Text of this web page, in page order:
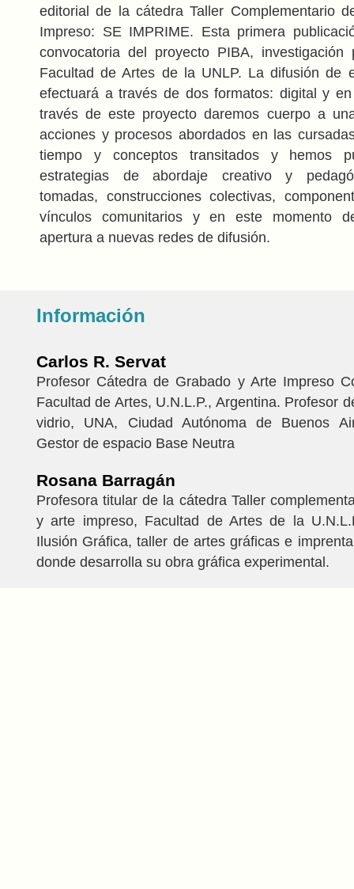
editorial de la cátedra Taller Complementario
Impreso: SE IMPRIME. Esta primera
convocatoria del proyecto PIBA, investigación
Facultad de Artes de la UNLP. La difusión de
efectuará a través de dos formatos: digital y
través de este proyecto daremos cuerpo a
acciones y procesos abordados en las
tiempo y conceptos transitados y hemos
estrategias de abordaje creativo y
tomadas, construcciones colectivas,
vínculos comunitarios y en este momento
apertura a nuevas redes de difusión.
Información
Carlos R. Servat
Profesor Cátedra de Grabado y Arte Impreso
Facultad de Artes, U.N.L.P., Argentina. Profesor
vidrio, UNA, Ciudad Autónoma de Buenos
Gestor de espacio Base Neutra
Rosana Barragán
Profesora titular de la cátedra Taller
y arte impreso, Facultad de Artes de la
Ilusión Gráfica, taller de artes gráficas e
donde desarrolla su obra gráfica experimental.